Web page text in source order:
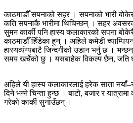
काठमाडौँ सपनाको सहर । सपनाको भारी
कति सपनाकै भारीमा थिचिन्छन् । सहर
सुमन कार्की पनि हास्य कलाकारको सपना
काठमाडौँ हिँडेका हुन् । अहिले कमेडी
हास्यव्यंग्यबाटै जिन्दगीको उडान भर्नु छ ।
समय खर्चेको छु । यसबाहेक विकल्प छैन, जति
अहिले यी हास्य कलाकारलाई हरेक साता
दिने भन्ने चिन्ता हुन्छ । बाटो, बजार र
गरेको कार्की सुनाउँछन् ।